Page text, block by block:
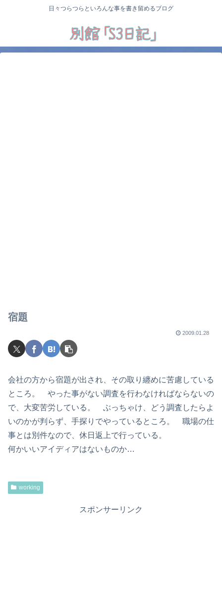
日々つらつらといろんな事を書き留めるブログ
宿題
2009.01.28
会社の方から宿題が出され、その取り纏めに苦慮している
ところ。 やった事がない調査を行わなければならないの
で、大変苦労している。 ぶっちゃけ、どう調査したらよ
いのかが判らず、手探りでやっているところ。 職場の仕
事とは別件なので、休日返上で行っている。
何かいいアイディアはないものか…
working
スポンサーリンク